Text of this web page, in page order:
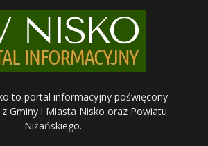
to portal informacyjny poświęcony
Gminy i Miasta Nisko oraz Powiatu
Niżańskiego.